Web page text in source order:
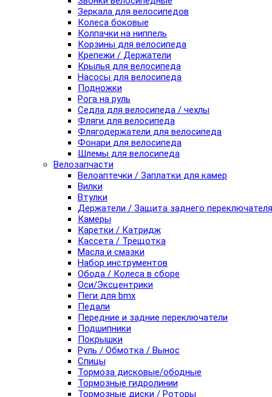
Зеркала для велосипедов
Колеса боковые
Колпачки на ниппель
Корзины для велосипеда
Крепежи / Держатели
Крылья для велосипеда
Насосы для велосипеда
Подножки
Рога на руль
Седла для велосипеда / чехлы
Фляги для велосипеда
Флягодержатели для велосипеда
Фонари для велосипеда
Шлемы для велосипеда
Велозапчасти
Велоаптечки / Заплатки для камер
Вилки
Втулки
Держатели / Защита заднего переключателя
Камеры
Каретки / Катридж
Кассета / Трещотка
Масла и смазки
Набор инструментов
Обода / Колеса в сборе
Оси/Эксцентрики
Пеги для bmx
Педали
Передние и задние переключатели
Подшипники
Покрышки
Руль / Обмотка / Вынос
Спицы
Тормоза дисковые/ободные
Тормозные гидролинии
Тормозные диски / Роторы